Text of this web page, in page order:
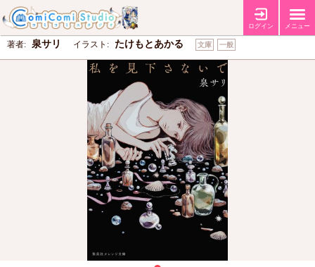
ログイン メニュー
私を見下さないで
著者: 泉サリ イラスト: たけもとあかる 文庫 一般